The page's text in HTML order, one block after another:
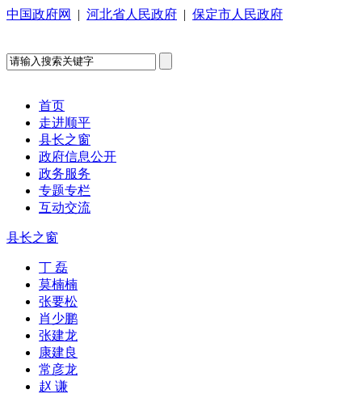
中国政府网 | 河北省人民政府 | 保定市人民政府
首页
走进顺平
县长之窗
政府信息公开
政务服务
专题专栏
互动交流
县长之窗
丁 磊
莫楠楠
张要松
肖少鹏
张建龙
康建良
常彦龙
赵 谦